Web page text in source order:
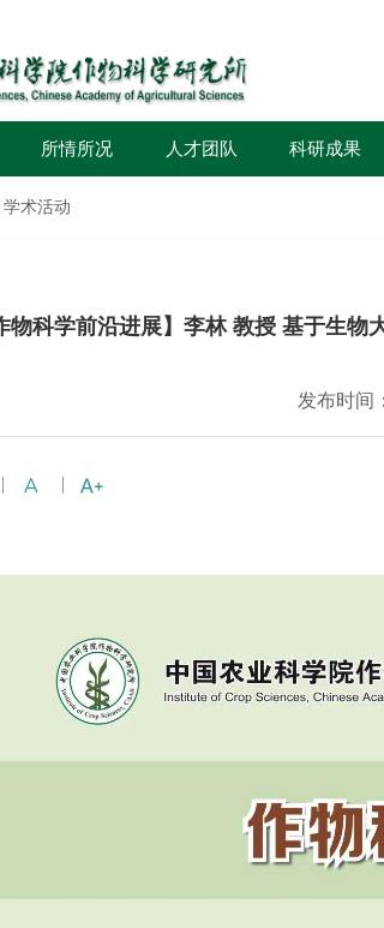
所情所况 人才团队 科研成果
学术活动
物科学前沿进展】李林 教授 基于生
发布时间